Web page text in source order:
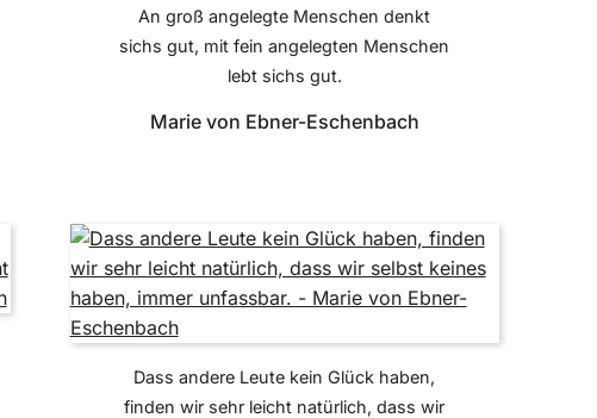
An groß angelegte Menschen denkt
sichs gut, mit fein angelegten Menschen
lebt sichs gut.
Marie von Ebner-Eschenbach
Dass andere Leute kein Glück haben,
finden wir sehr leicht natürlich, dass wir